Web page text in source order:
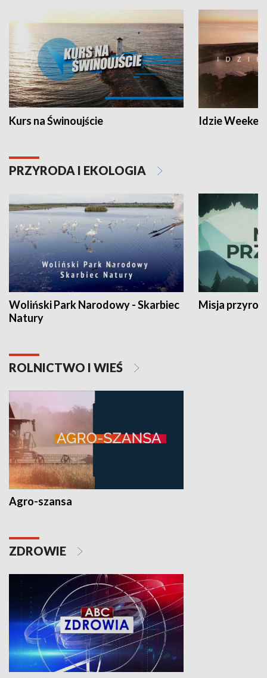
Kurs na Świnoujście Idzie
PRZYRODA I EKOLOGIA
Woliński Park Narodowy - Skarbiec
Natury
Misja
ROLNICTWO I WIEŚ
Agro-szansa
ZDROWIE